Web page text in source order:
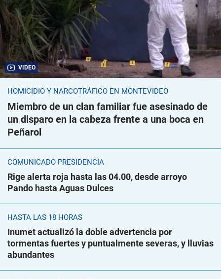
VIDEO
HOMICIDIO Y NARCOTRÁFICO EN MONTEVIDEO
Miembro de un clan familiar fue asesinado de
un disparo en la cabeza frente a una boca en
Peñarol
COMUNICADO PRESIDENCIA
Rige alerta roja hasta las 04.00, desde arroyo
Pando hasta Aguas Dulces
HASTA LAS 18 HORAS
Inumet actualizó la doble advertencia por
tormentas fuertes y puntualmente severas, y lluvias
abundantes